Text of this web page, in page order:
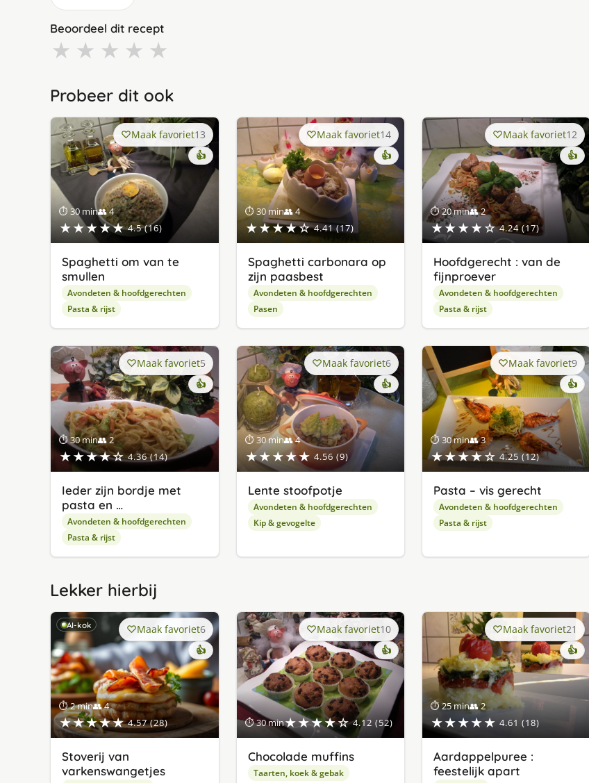
Beoordeel dit recept
★ ★ ★ ★ ★
Probeer dit ook
⏱ 30 min👥 4
★★★★★ 4.5 (16)
Maak favoriet13
👍
Spaghetti om van te
smullen
Avondeten & hoofdgerechten
Pasta & rijst
⏱ 30 min👥 4
★★★★☆ 4.41 (17)
Maak favoriet14
👍
Spaghetti carbonara op
zijn paasbest
Avondeten & hoofdgerechten
Pasen
⏱ 20 min👥 2
★★★★☆ 4.24 (17)
Maak favoriet12
👍
Hoofdgerecht : van de
fijnproever
Avondeten & hoofdgerechten
Pasta & rijst
⏱ 30 min👥 2
★★★★☆ 4.36 (14)
Maak favoriet5
👍
Ieder zijn bordje met
pasta en …
Avondeten & hoofdgerechten
Pasta & rijst
⏱ 30 min👥 4
★★★★★ 4.56 (9)
Maak favoriet6
👍
Lente stoofpotje
Avondeten & hoofdgerechten
Kip & gevogelte
⏱ 30 min👥 3
★★★★☆ 4.25 (12)
Maak favoriet9
👍
Pasta – vis gerecht
Avondeten & hoofdgerechten
Pasta & rijst
Lekker hierbij
AI-kok
⏱ 2 min👥 4
★★★★★ 4.57 (28)
Maak favoriet6
👍
Stoverij van
varkenswangetjes
⏱ 30 min★★★★☆ 4.12 (52)
Maak favoriet10
👍
Chocolade muffins
Taarten, koek & gebak
⏱ 25 min👥 2
★★★★★ 4.61 (18)
Maak favoriet21
👍
Aardappelpuree :
feestelijk apart